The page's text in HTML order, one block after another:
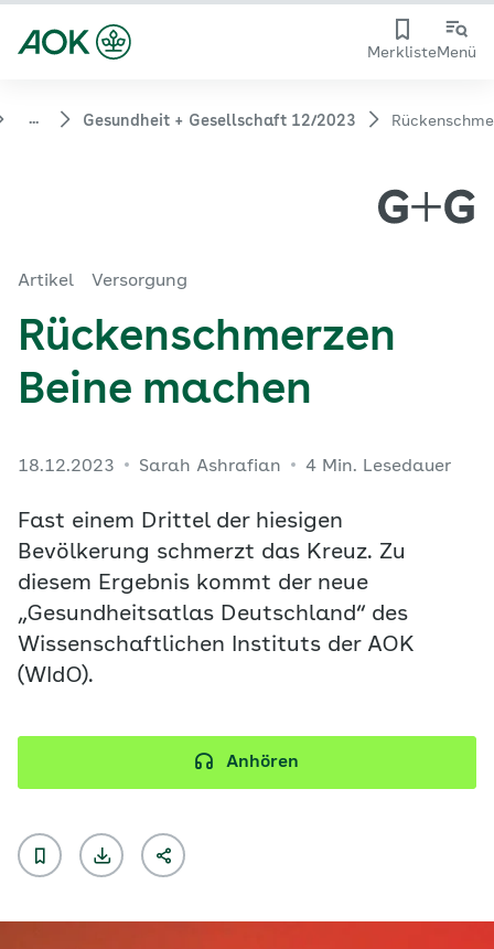
MerklisteMenü
... Gesundheit + Gesellschaft 12/2023
Artikel Versorgung
Rückenschmerzen
Beine machen
18.12.2023 Sarah Ashrafian 4 Min. Lesedauer
Fast einem Drittel der hiesigen
Bevölkerung schmerzt das Kreuz. Zu
diesem Ergebnis kommt der neue
„Gesundheitsatlas Deutschland“ des
Wissenschaftlichen Instituts der AOK
(WIdO).
Anhören